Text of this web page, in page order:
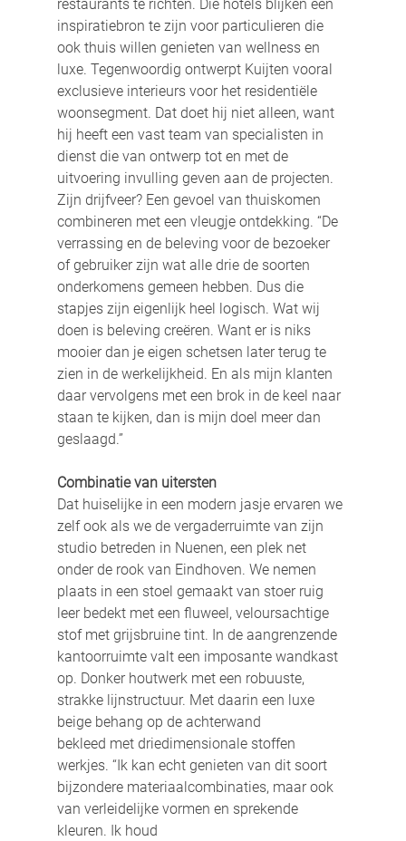
restaurants te richten. Die hotels blijken een
inspiratiebron te zijn voor particulieren die
ook thuis willen genieten van wellness en
luxe. Tegenwoordig ontwerpt Kuijten vooral
exclusieve interieurs voor het residentiële
woonsegment. Dat doet hij niet alleen, want
hij heeft een vast team van specialisten in
dienst die van ontwerp tot en met de
uitvoering invulling geven aan de projecten.
Zijn drijfveer? Een gevoel van thuiskomen
combineren met een vleugje ontdekking. “De
verrassing en de beleving voor de bezoeker
of gebruiker zijn wat alle drie de soorten
onderkomens gemeen hebben. Dus die
stapjes zijn eigenlijk heel logisch. Wat wij
doen is beleving creëren. Want er is niks
mooier dan je eigen schetsen later terug te
zien in de werkelijkheid. En als mijn klanten
daar vervolgens met een brok in de keel naar
staan te kijken, dan is mijn doel meer dan
geslaagd.”
Combinatie van uitersten
Dat huiselijke in een modern jasje ervaren we
zelf ook als we de vergaderruimte van zijn
studio betreden in Nuenen, een plek net
onder de rook van Eindhoven. We nemen
plaats in een stoel gemaakt van stoer ruig
leer bedekt met een fluweel, veloursachtige
stof met grijsbruine tint. In de aangrenzende
kantoorruimte valt een imposante wandkast
op. Donker houtwerk met een robuuste,
strakke lijnstructuur. Met daarin een luxe
beige behang op de achterwand
bekleed met driedimensionale stoffen
werkjes. “Ik kan echt genieten van dit soort
bijzondere materiaalcombinaties, maar ook
van verleidelijke vormen en sprekende
kleuren. Ik houd